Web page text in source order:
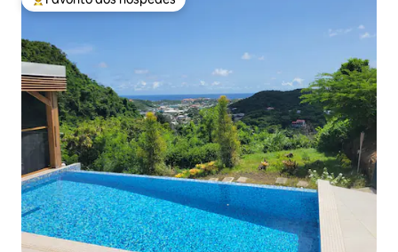
Favoritos dos hóspedes mais apreciados